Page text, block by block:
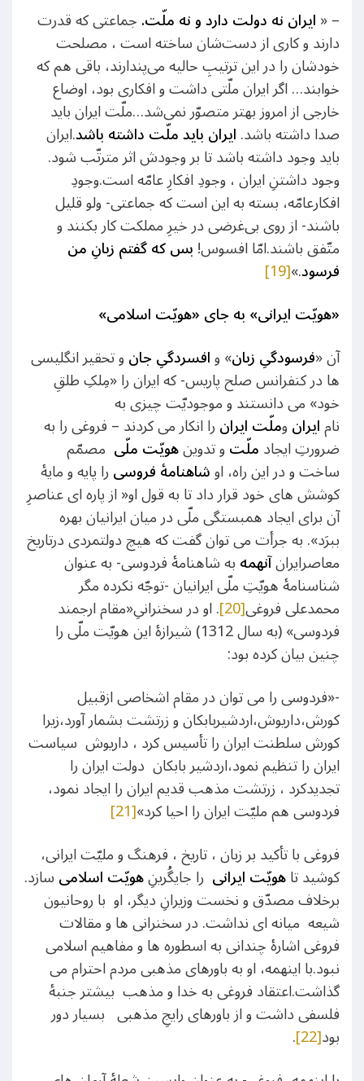
– «ایران نه دولت دارد و نه ملّت.جماعتی که قدرت
دارند و کاری از دست‌شان ساخته است ، مصلحت
خودشان را در این ترتیبِ حالیه می‌پندارند، باقی هم که
خوابند… اگر ایران ملّتی داشت و افکاری بود، اوضاع
خارجی از امروز بهتر متصوّر نمی‌شد…ملّت ایران باید
صدا داشته باشد.ایران باید ملّت داشته باشد.ایران
باید وجود داشته باشد تا بر وجودش اثر مترتّب شود.
وجود داشتنِ ایران ، وجودِ افکارِ عامّه است.وجودِ
افکارعامّه، بسته به این است که جماعتی- ولو قلیل
باشند- از روی بی‌غرضی در خیرِ مملکت کار بکنند و
متّفق باشند.امّا افسوس!بس که گفتم زبانِ من
فرسود.»
[19]
«هویّت ایرانی» به جای «هویّت اسلامی»
آن «فرسودگیِ زبان» وافسردگیِ جانو تحقیر انگلیسی
ها در کنفرانس صلح پاریس- که ایران را «مِلکِ طلقِ
خود» می دانستند و موجودیّت چیزی به
نامایرانوملّت ایرانرا انکار می کردند – فروغی را به
ضرورتِ ایجادملّتو تدوینهویّت ملّی مصمّم
ساخت و در این راه، اوشاهنامۀ فروسیرا پایه و مایۀ
کوشش های خود قرار داد تا به قول او« از پاره ای عناصرِ
آن برای ایجاد همبستگی ملّی در میان ایرانیان بهره
ببرَد». به جرأت می توان گفت که هیچ دولتمردی درتاریخ
معاصرایرانآنهمهبه شاهنامۀ فردوسی- به عنوان
شناسنامۀ هویّتِ ملّی ایرانیان -توجّه نکرده مگر
محمدعلی فروغی[20] . او در سخنرانیِ«مقام ارجمند
فردوسی» (به سال 1312) شیرازۀ این هویّت ملّی را
چنین بیان کرده بود:
-«فردوسی را می توان در مقام اشخاصی ازقبیل
کورش،داریوش،اردشیربابکان و زرتشت بشمار آورد،زیرا
کورش سلطنت ایران را تأسیس کرد ، داریوش سیاست
ایران را تنظیم نمود،اردشیر بابکان دولت ایران را
تجدیدکرد ، زرتشت مذهب قدیم ایران را ایجاد نمود،
فردوسی هم ملیّت ایران را احیا کرد»[21]
فروغی با تأکید بر زبان ، تاریخ ، فرهنگ و ملیّت ایرانی،
کوشید تاهویّت ایرانی را جایگُرینِهویّت اسلامیسازد.
برخلاف مصدّق و نخست وزیرانِ دیگر، او با روحانیون
شیعه میانه ای نداشت. در سخنرانی ها و مقالات
فروغی اشارۀ چندانی به اسطوره ها و مفاهیم اسلامی
نبود.با اینهمه، او به باورهای مذهبی مردم احترام می
گذاشت.اعتقاد فروغی به خدا و مذهب بیشتر جنبۀ
فلسفی داشت و از باورهای رایجِ مذهبی بسیار دور
بود[22]
.